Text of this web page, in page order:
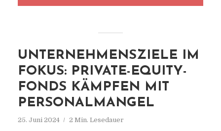
UNTERNEHMENSZIELE IM
FOKUS: PRIVATE-EQUITY-
FONDS KÄMPFEN MIT
PERSONALMANGEL
25. Juni 2024 2 Min. Lesedauer